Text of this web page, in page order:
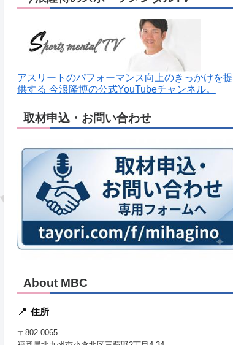
アスリートのパフォーマンス向上のきっかけを提
供する 今浪隆博の公式YouTubeチャンネル。
取材申込・お問い合わせ
About MBC
📍 住所
〒802-0065